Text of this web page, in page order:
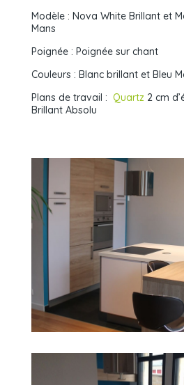
Modèle : Nova White Brillant et
Mans
Poignée : Poignée sur chant
Couleurs : Blanc brillant et Bleu
Plans de travail : Quartz 2 cm
Brillant Absolu